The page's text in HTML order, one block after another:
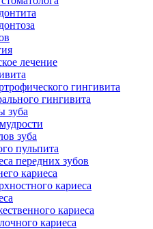
лечение
гингивита
гингивита
зуба
зуба
пульпита
передних зубов
кариеса
кариеса
кариеса
кариеса